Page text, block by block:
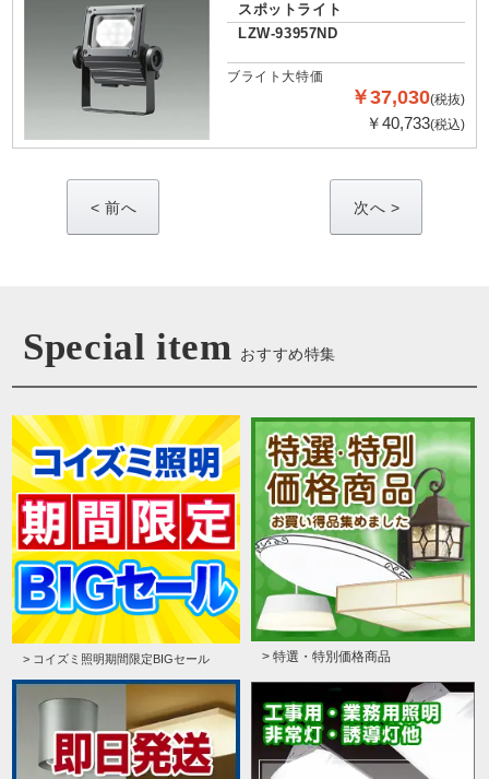
スポットライト
LZW-93957ND
ブライト大特価
￥37,030(税抜)
￥40,733(税込)
< >
Special item おすすめ特集
> コイズミ照明期間限定BIGセール > 特選・特別価格商品